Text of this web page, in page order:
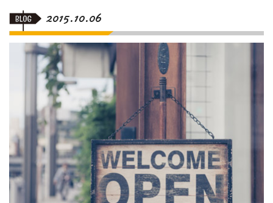
2015.10.06